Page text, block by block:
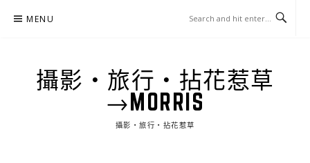
MENU
攝影‧旅行‧拈花惹草
→MORRIS
攝影‧旅行‧拈花惹草